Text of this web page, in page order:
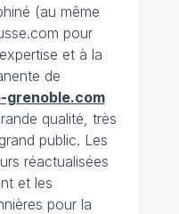
(au même
pour
et à la
de
grenoble.com
qualité, très
public. Les
réactualisées
et les
pour la